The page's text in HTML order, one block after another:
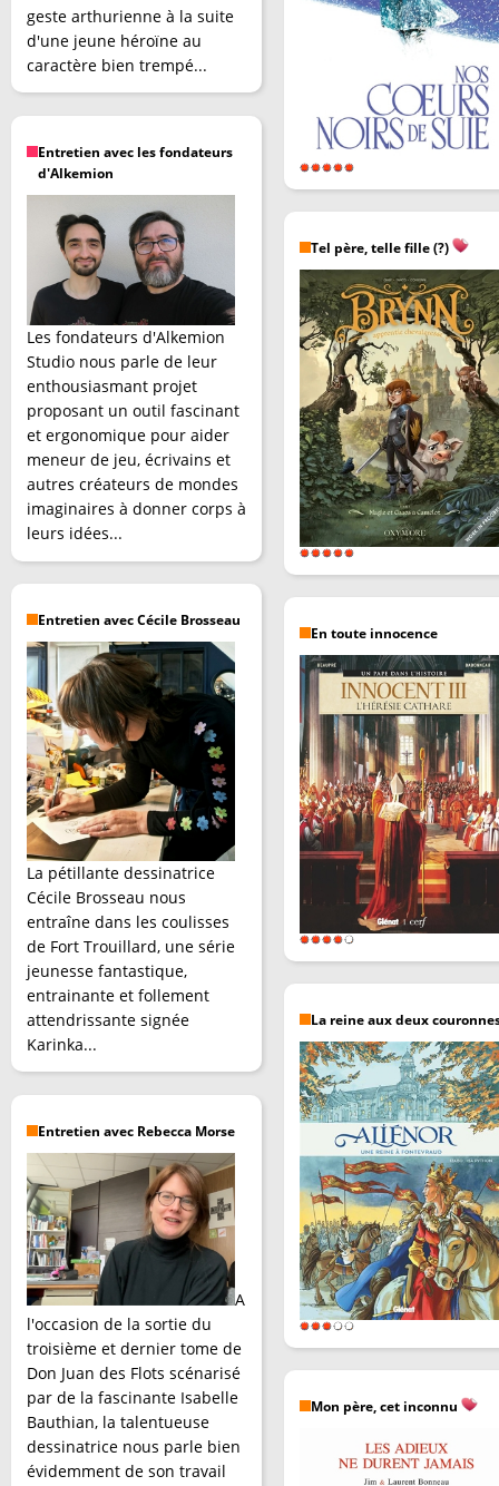
geste arthurienne à la suite
d'une jeune héroïne au
caractère bien trempé...
Entretien avec les fondateurs
d'Alkemion
Les fondateurs d'Alkemion
Studio nous parle de leur
enthousiasmant projet
proposant un outil fascinant
et ergonomique pour aider
meneur de jeu, écrivains et
autres créateurs de mondes
imaginaires à donner corps à
leurs idées...
Entretien avec Cécile Brosseau
La pétillante dessinatrice
Cécile Brosseau nous
entraîne dans les coulisses
de Fort Trouillard, une série
jeunesse fantastique,
entrainante et follement
attendrissante signée
Karinka...
Entretien avec Rebecca Morse
A
l'occasion de la sortie du
troisième et dernier tome de
Don Juan des Flots scénarisé
par de la fascinante Isabelle
Bauthian, la talentueuse
dessinatrice nous parle bien
évidemment de son travail
Tel père, telle fille (?)
En toute innocence
La reine aux deux
Mon père, cet inconnu